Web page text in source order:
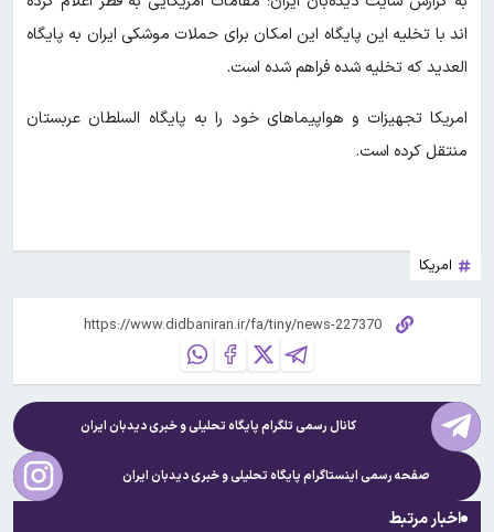
اند با تخلیه این پایگاه این امکان برای حملات موشکی ایران به پایگاه
العدید که تخلیه شده فراهم شده است.
امریکا تجهیزات و هواپیماهای خود را به پایگاه السلطان عربستان
منتقل کرده است.
امریکا
کانال رسمی تلگرام پایگاه تحلیلی و خبریدیدبان ایران
صفحه رسمی اینستاگرام پایگاه تحلیلی و خبریدیدبان ایران
اخبار مرتبط